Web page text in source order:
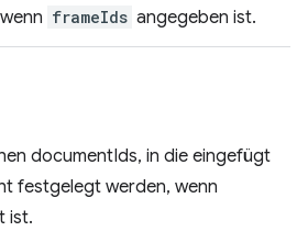
frameIds angegeben ist.
documentIds, in die eingefügt
festgelegt werden, wenn
ist.